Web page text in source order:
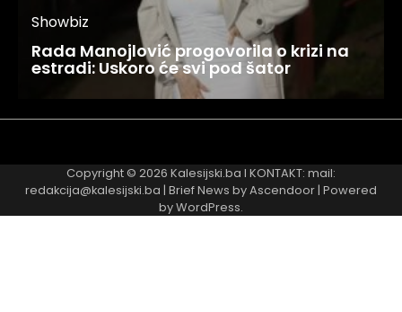
Showbiz
Rada Manojlović progovorila o krizi na
estradi: Uskoro će svi pod šator
Copyright © 2026 Kalesijski.ba I KONTAKT: mail:
redakcija@kalesijski.ba | Brief News byAscendoor| Powered
byWordPress.